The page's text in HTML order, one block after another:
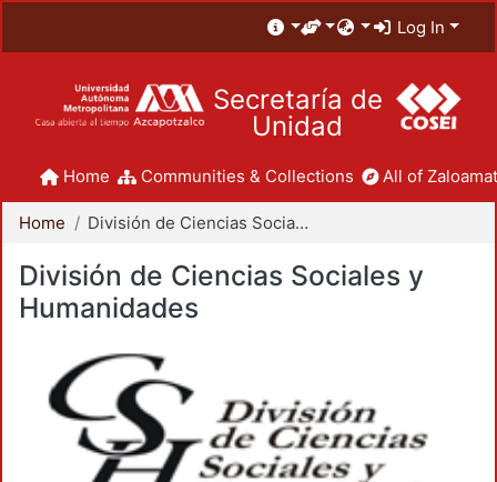
Log In
Secretaría de
Unidad
Home Communities & Collections All of
Home División de Ciencias Sociales y Humanidades
División de Ciencias Sociales y
Humanidades